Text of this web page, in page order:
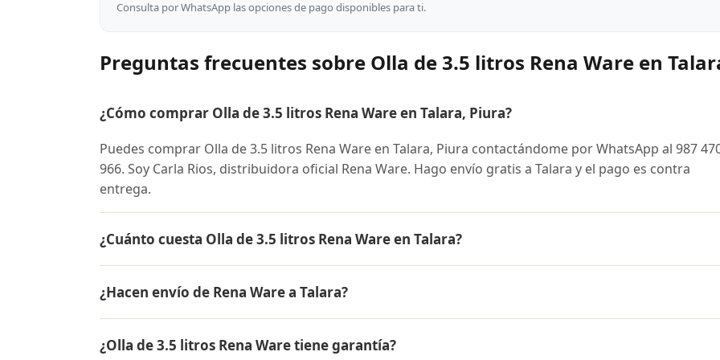
Consulta por WhatsApp las opciones de pago disponibles para ti.
Preguntas frecuentes sobre Olla de 3.5 litros Rena Ware en
¿Cómo comprar Olla de 3.5 litros Rena Ware en Talara, Piura?
Puedes comprar Olla de 3.5 litros Rena Ware en Talara, Piura contactándome por WhatsApp al 987
966. Soy Carla Rios, distribuidora oficial Rena Ware. Hago envío gratis a Talara y el pago es contra
entrega.
¿Cuánto cuesta Olla de 3.5 litros Rena Ware en Talara?
conocer el precio actual, promociones disponibles y facilidades de pago en cuotas desde el 10% de
¿Hacen envío de Rena Ware a Talara?
entrega.
¿Olla de 3.5 litros Rena Ware tiene garantía?